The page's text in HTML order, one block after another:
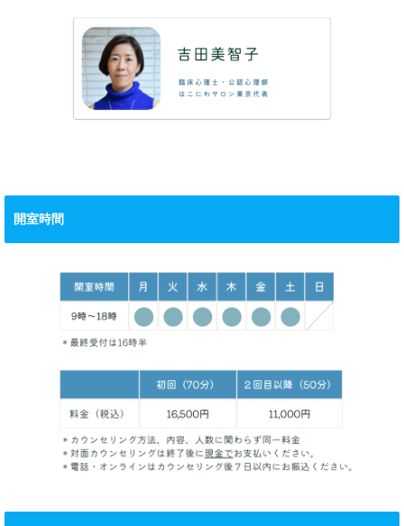
開室時間